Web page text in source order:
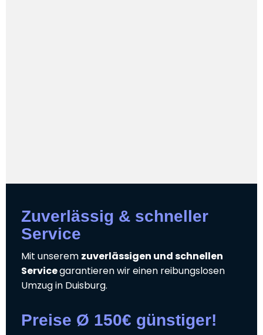
Zuverlässig & schneller
Service
Mit unserem zuverlässigen und schnellen
Servicegarantieren wir einen reibungslosen
Umzug in Duisburg.
Preise Ø 150€ günstiger!